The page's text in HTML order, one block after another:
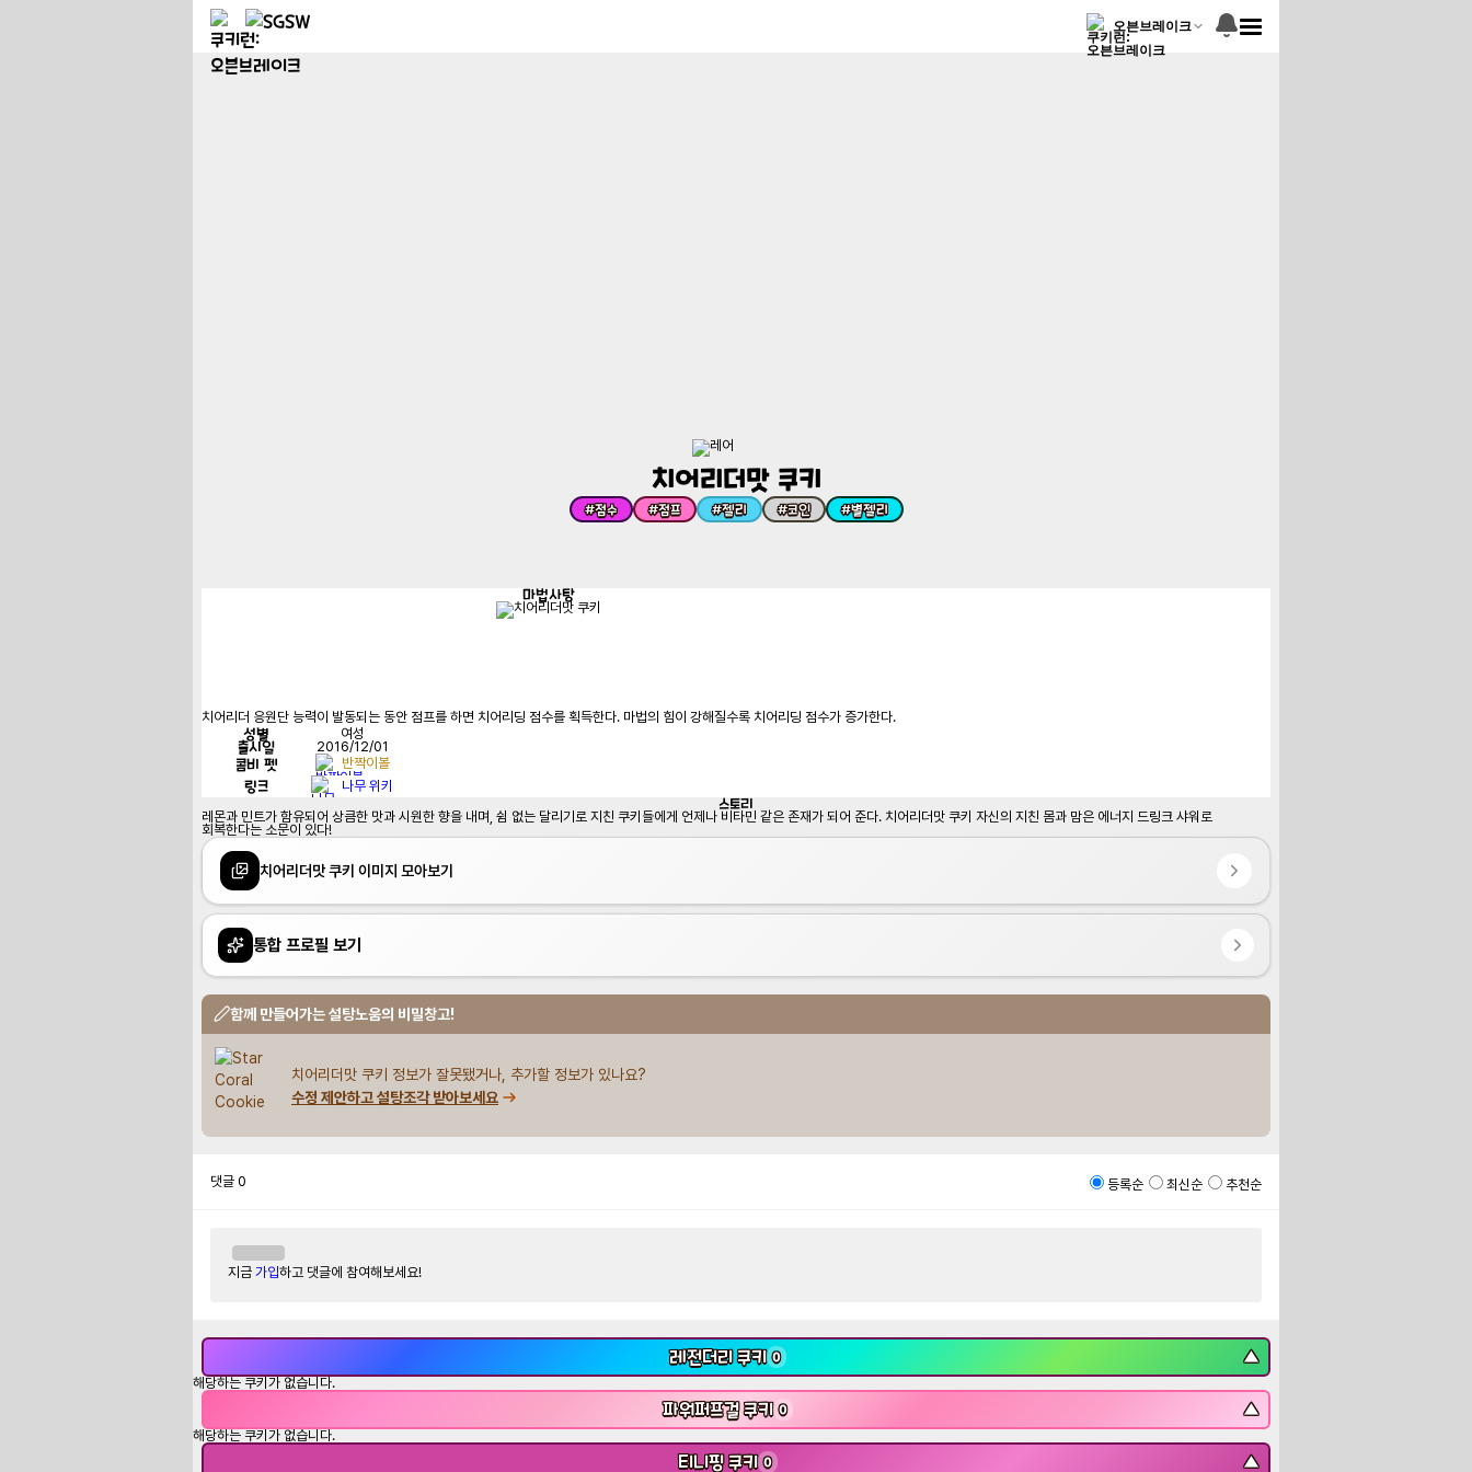
오븐브레이크
치어리더맛 쿠키
#점수 #점프 #젤리 #코인 #별젤리
마법사탕
치어리더 응원단 능력이 발동되는 동안 점프를 하면 치어리딩 점수를 획득한다. 마법의 힘이 강해질수록 치어리딩 점수가 증가한다.
성별 여성
출시일 2016/12/01
콤비 펫 반짝이볼
링크 나무 위키
스토리
레몬과 민트가 함유되어 상큼한 맛과 시원한 향을 내며, 쉼 없는 달리기로 지친 쿠키들에게 언제나 비타민 같은 존재가 되어 준다. 치어리더맛 쿠키 자신의 지친 몸과 맘은 에너지 드링크 샤워로
회복한다는 소문이 있다!
치어리더맛 쿠키 이미지 모아보기
통합 프로필 보기
함께 만들어가는 설탕노움의 비밀창고!
치어리더맛 쿠키 정보가 잘못됐거나, 추가할 정보가 있나요?
수정 제안하고 설탕조각 받아보세요
댓글 0 등록순 최신순 추천순
지금 가입하고 댓글에 참여해보세요!
레전더리 쿠키 0 ▼
해당하는 쿠키가 없습니다.
파워퍼프걸 쿠키 0 ▼
해당하는 쿠키가 없습니다.
티니핑 쿠키 0 ▼